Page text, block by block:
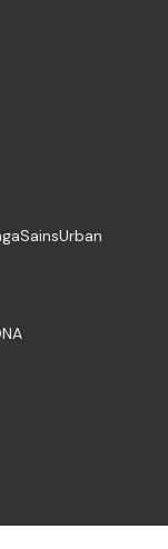
SainsUrban